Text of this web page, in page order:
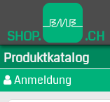
SHOP. .CH
Produktkatalog
Anmeldung